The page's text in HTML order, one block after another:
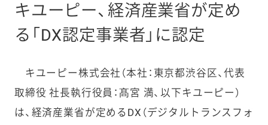
キユーピー、経済産業省が定め
る「DX認定事業者」に認定
キユーピー株式会社（本社：東京都渋谷区、代表
取締役 社長執行役員：髙宮 満、以下キユーピー）
は、経済産業省が定めるDX（デジタルトランスフォ